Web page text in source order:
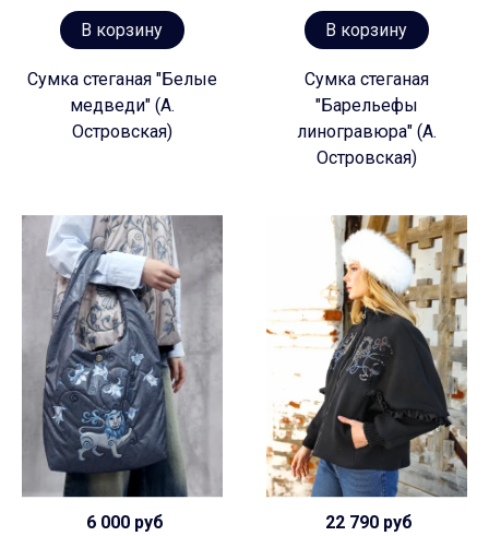
В корзину
Сумка стеганая "Белые
медведи" (А.
Островская)
В корзину
Сумка стеганая
"Барельефы
линогравюра" (А.
Островская)
6 000 руб 22 790 руб